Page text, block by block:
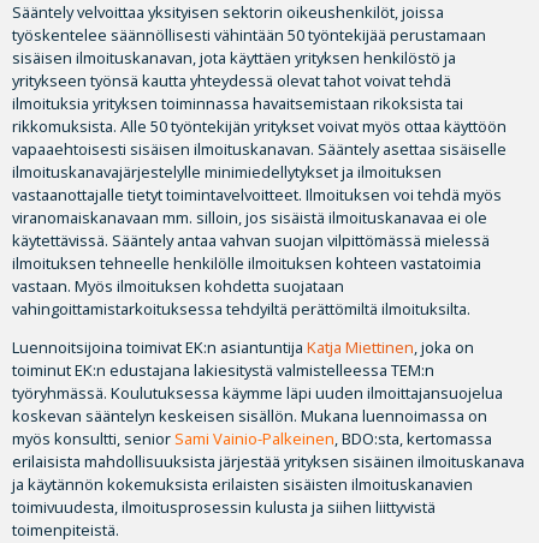
Sääntely velvoittaa yksityisen sektorin oikeushenkilöt, joissa
työskentelee säännöllisesti vähintään 50 työntekijää perustamaan
sisäisen ilmoituskanavan, jota käyttäen yrityksen henkilöstö ja
yritykseen työnsä kautta yhteydessä olevat tahot voivat tehdä
ilmoituksia yrityksen toiminnassa havaitsemistaan rikoksista tai
rikkomuksista. Alle 50 työntekijän yritykset voivat myös ottaa käyttöön
vapaaehtoisesti sisäisen ilmoituskanavan. Sääntely asettaa sisäiselle
ilmoituskanavajärjestelylle minimiedellytykset ja ilmoituksen
vastaanottajalle tietyt toimintavelvoitteet. Ilmoituksen voi tehdä myös
viranomaiskanavaan mm. silloin, jos sisäistä ilmoituskanavaa ei ole
käytettävissä. Sääntely antaa vahvan suojan vilpittömässä mielessä
ilmoituksen tehneelle henkilölle ilmoituksen kohteen vastatoimia
vastaan. Myös ilmoituksen kohdetta suojataan
vahingoittamistarkoituksessa tehdyiltä perättömiltä ilmoituksilta.
Luennoitsijoina toimivat EK:n asiantuntija Katja Miettinen, joka on
toiminut EK:n edustajana lakiesitystä valmistelleessa TEM:n
työryhmässä. Koulutuksessa käymme läpi uuden ilmoittajansuojelua
koskevan sääntelyn keskeisen sisällön. Mukana luennoimassa on
myös konsultti, senior Sami Vainio-Palkeinen, BDO:sta, kertomassa
erilaisista mahdollisuuksista järjestää yrityksen sisäinen ilmoituskanava
ja käytännön kokemuksista erilaisten sisäisten ilmoituskanavien
toimivuudesta, ilmoitusprosessin kulusta ja siihen liittyvistä
toimenpiteistä.